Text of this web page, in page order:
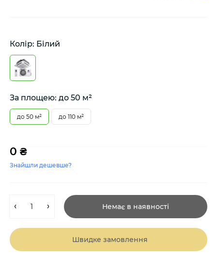
Колір: Білий
За площею: до 50 м²
до 50 м² до 110 м²
0 ₴
Знайшли дешевше?
Немає в наявності
Швидке замовлення